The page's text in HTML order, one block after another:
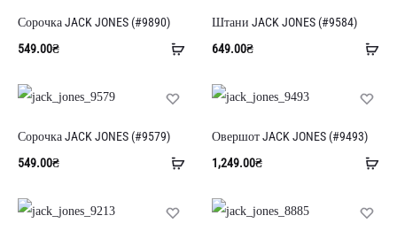
Додати
кошик
Сорочка JACK JONES (#9890)
549.00₴
Штани JACK JONES (#9584)
649.00₴
Додати
кошик
Сорочка JACK JONES (#9579)
549.00₴
Овершот JACK JONES (#9493)
1,249.00₴